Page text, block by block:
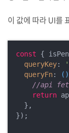
이 값에 따라 UI를
const {
queryKey:
queryFn:
//api
return
  },
});